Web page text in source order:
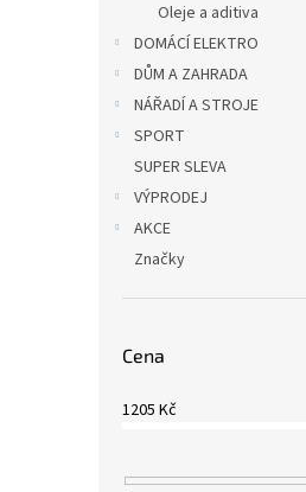
Oleje a aditiva
DOMÁCÍ ELEKTRO
DŮM A ZAHRADA
NÁŘADÍ A STROJE
SPORT
SUPER SLEVA
VÝPRODEJ
AKCE
Značky
Cena
1205 Kč